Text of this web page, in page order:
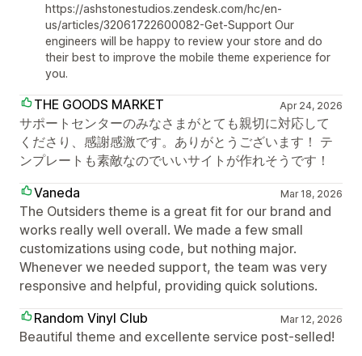
https://ashstonestudios.zendesk.com/hc/en-
us/articles/32061722600082-Get-Support Our
engineers will be happy to review your store and do
their best to improve the mobile theme experience for
you.
THE GOODS MARKET Apr 24, 2026
サポートセンターのみなさまがとても親切に対応して
くださり、感謝感激です。ありがとうございます！ テ
ンプレートも素敵なのでいいサイトが作れそうです！
Vaneda
Mar 18, 2026
The Outsiders theme is a great fit for our brand and
works really well overall. We made a few small
customizations using code, but nothing major.
Whenever we needed support, the team was very
responsive and helpful, providing quick solutions.
Random Vinyl Club
Mar 12, 2026
Beautiful theme and excellente service post-selled!